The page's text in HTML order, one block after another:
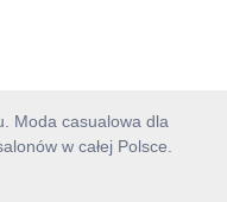
Moda casualowa dla
w całej Polsce.